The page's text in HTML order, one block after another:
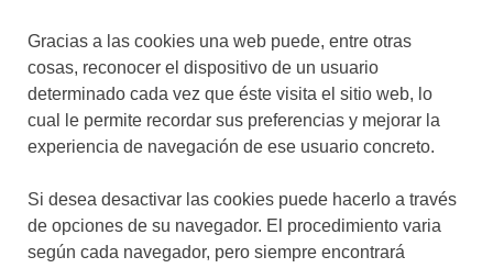
Gracias a las cookies una web puede, entre otras
cosas, reconocer el dispositivo de un usuario
determinado cada vez que éste visita el sitio web, lo
cual le permite recordar sus preferencias y mejorar la
experiencia de navegación de ese usuario concreto.
Si desea desactivar las cookies puede hacerlo a través
de opciones de su navegador. El procedimiento varia
según cada navegador, pero siempre encontrará